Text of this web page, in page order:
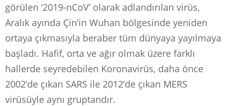
görülen ‘2019-nCoV’ olarak adlandırılan virüs,
Aralık ayında Çin’in Wuhan bölgesinde yeniden
ortaya çıkmasıyla beraber tüm dünyaya yayılmaya
başladı. Hafif, orta ve ağır olmak üzere farklı
hallerde seyredebilen Koronavirüs, daha önce
2002’de çıkan SARS ile 2012’de çıkan MERS
virüsüyle aynı gruptandır.